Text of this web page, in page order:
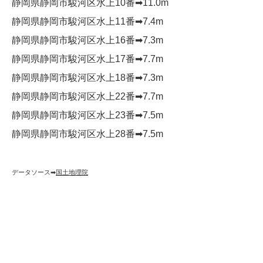
静岡県静岡市駿河区水上10番➡︎11.0m
静岡県静岡市駿河区水上11番➡︎7.4m
静岡県静岡市駿河区水上16番➡︎7.3m
静岡県静岡市駿河区水上17番➡︎7.7m
静岡県静岡市駿河区水上18番➡︎7.3m
静岡県静岡市駿河区水上22番➡︎7.7m
静岡県静岡市駿河区水上23番➡︎7.5m
静岡県静岡市駿河区水上28番➡︎7.5m
データソース➡︎国土地理院